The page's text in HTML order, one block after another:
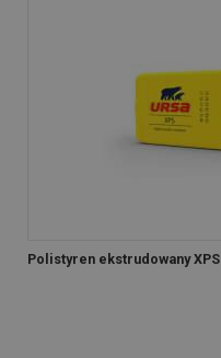
Polistyren ekstrudowany